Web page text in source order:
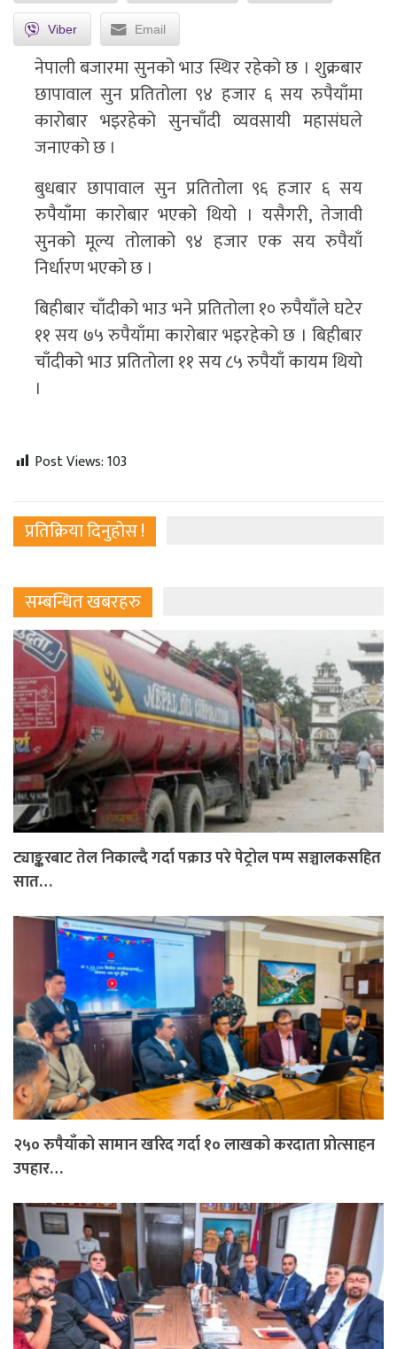
Viber Email
नेपाली बजारमा सुनको भाउ स्थिर रहेको छ । शुक्रबार
छापावाल सुन प्रतितोला ९४ हजार ६ सय रुपैयाँमा
कारोबार भइरहेको सुनचाँदी व्यवसायी महासंघले
जनाएको छ ।
बुधबार छापावाल सुन प्रतितोला ९६ हजार ६ सय
रुपैयाँमा कारोबार भएको थियो । यसैगरी, तेजावी
सुनको मूल्य तोलाको ९४ हजार एक सय रुपैयाँ
निर्धारण भएको छ ।
बिहीबार चाँदीको भाउ भने प्रतितोला १० रुपैयाँले घटेर
११ सय ७५ रुपैयाँमा कारोबार भइरहेको छ । बिहीबार
चाँदीको भाउ प्रतितोला ११ सय ८५ रुपैयाँ कायम थियो
।
Post Views:103
प्रतिक्रिया दिनुहोस !
सम्बन्धित खबरहरु
ट्याङ्करबाट तेल निकाल्दै गर्दा पक्राउ परे पेट्रोल पम्प सञ्चालकसहित
सात…
२५० रुपैयाँको सामान खरिद गर्दा १० लाखको करदाता प्रोत्साहन
उपहार…